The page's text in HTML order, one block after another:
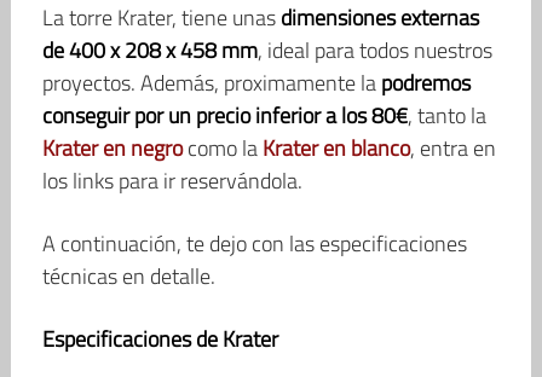
La torre Krater, tiene unasdimensiones externas
de 400 x 208 x 458 mm, ideal para todos nuestros
proyectos. Además, proximamente lapodremos
conseguir por un precio inferior a los 80€, tanto la
Krater en negrocomo laKrater en blanco, entra en
los links para ir reservándola.
A continuación, te dejo con las especificaciones
técnicas en detalle.
Especificaciones de Krater